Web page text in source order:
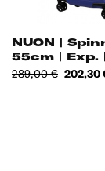
NUON |
55cm | Exp.
Nautical
Standarta
289,00 € Cena
202,30